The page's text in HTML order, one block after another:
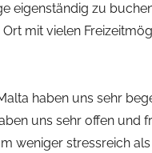
eigenständig zu
mit vielen
haben uns sehr
uns sehr offen
weniger stressreich